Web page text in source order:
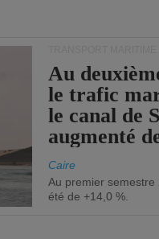
Au
le trafic
le canal de
augmenté
Caire
Au premier
été de +14,0 %.